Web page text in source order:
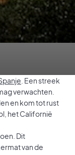
. Een streek
verwachten.
en kom tot rust
het Californië
Dit
van de